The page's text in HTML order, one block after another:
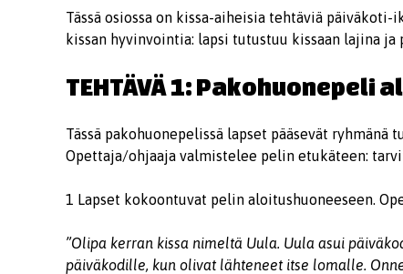
Tässä osiossa on kissa-aiheisia tehtäviä
kissan hyvinvointia: lapsi tutustuu kissaan lajina ja
TEHTÄVÄ 1: Pakohuonepeli
Tässä pakohuonepelissä lapset pääsevät
Opettaja/ohjaaja valmistelee pelin etukäteen:
1 Lapset kokoontuvat pelin aloitushuoneeseen.
”Olipa kerran kissa nimeltä Uula. Uula asui
päiväkodille, kun olivat lähteneet itse lomalle.